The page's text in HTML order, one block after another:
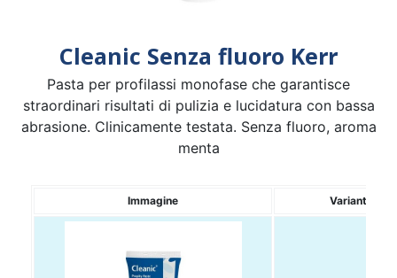
Cleanic Senza fluoro Kerr
Pasta per profilassi monofase che garantisce
straordinari risultati di pulizia e lucidatura con bassa
abrasione. Clinicamente testata. Senza fluoro, aroma
menta
Immagine Variante